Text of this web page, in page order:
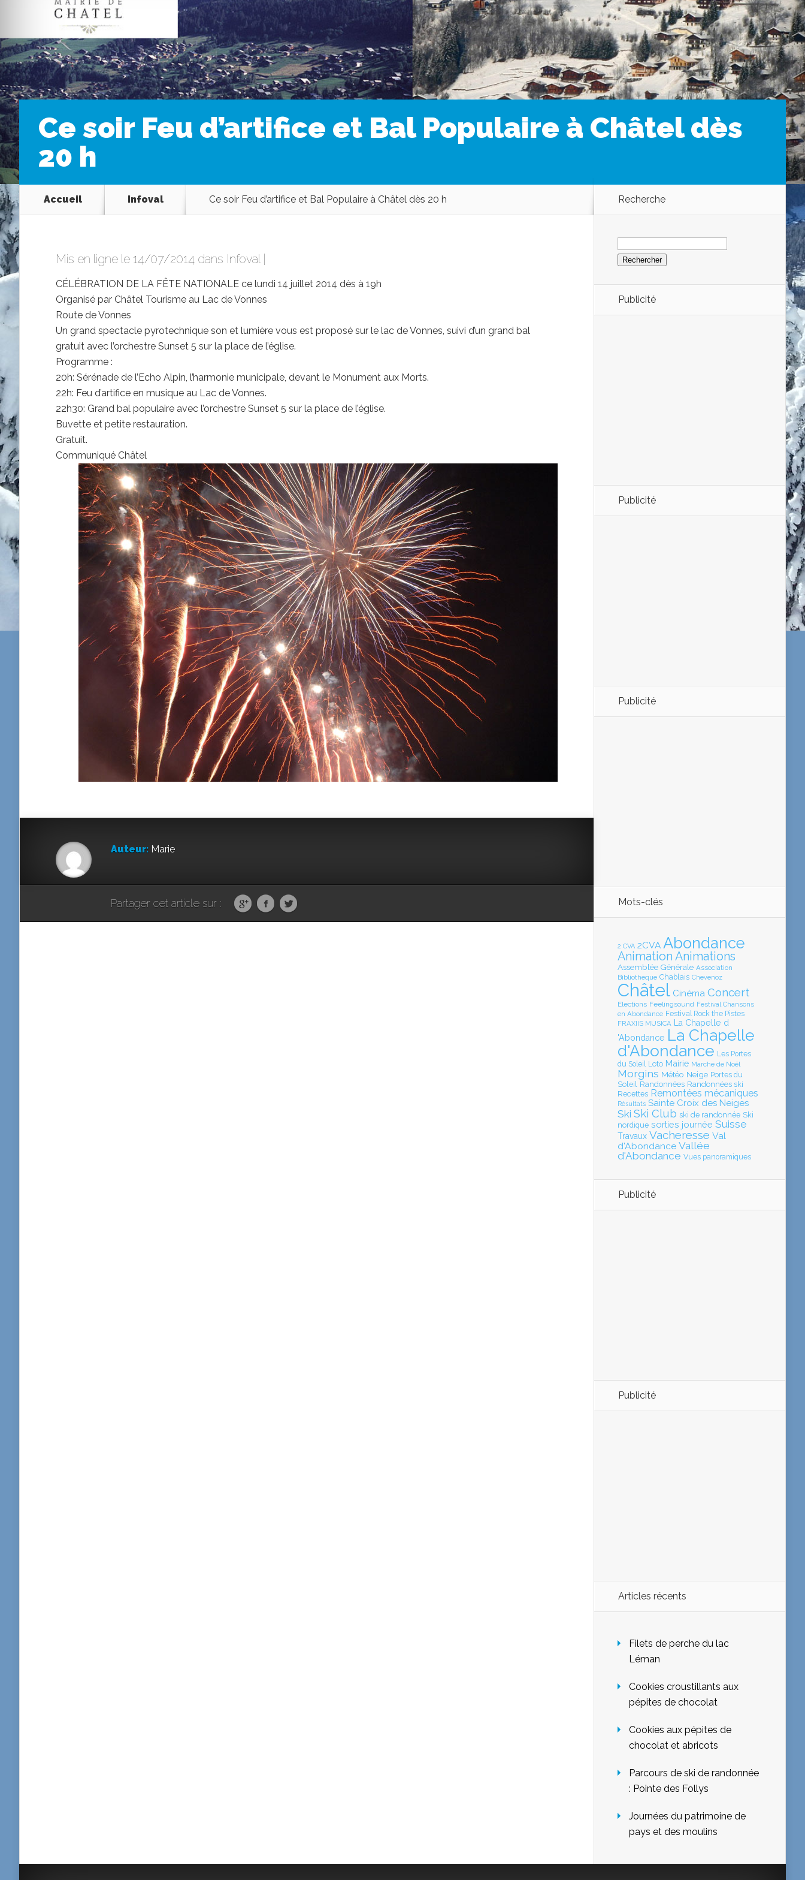
Ce soir Feu d’artifice et Bal Populaire à Châtel dès
20 h
Accueil Infoval Ce soir Feu d’artifice et Bal Populaire à Châtel dès 20 h
Mis en ligne le 14/07/2014 dans Infoval|
CÉLÉBRATION DE LA FÊTE NATIONALE ce lundi 14 juillet 2014 dès à 19h
Organisé par Châtel Tourisme au Lac de Vonnes
Route de Vonnes
Un grand spectacle pyrotechnique son et lumière vous est proposé sur le lac de Vonnes, suivi d’un grand bal
gratuit avec l’orchestre Sunset 5 sur la place de l’église.
Programme :
20h: Sérénade de l’Echo Alpin, l’harmonie municipale, devant le Monument aux Morts.
22h: Feu d’artifice en musique au Lac de Vonnes.
22h30: Grand bal populaire avec l’orchestre Sunset 5 sur la place de l’église.
Buvette et petite restauration.
Gratuit.
Communiqué Châtel
Auteur: Marie
Partager cet article sur :
Recherche
Rechercher :
Publicité
Publicité
Publicité
Mots-clés
2 CVA 2CVA Abondance
Animation Animations
Assemblée Générale Association
Bibliothèque Chablais Chevenoz
Châtel Cinéma Concert
Elections Feelingsound Festival Chansons
en Abondance Festival Rock the Pistes
FRAXIIS MUSICA
La Chapelle d
'Abondance La Chapelle
d'Abondance Les Portes
du Soleil Loto Mairie Marché de Noël
Morgins Météo Neige Portes du
Soleil Randonnées Randonnées ski
Recettes Remontées mécaniques
Résultats Sainte Croix des Neiges
Ski Ski Club ski de randonnée Ski
nordique sorties journée Suisse
Travaux Vacheresse Val
d'Abondance Vallée
d'Abondance Vues panoramiques
Publicité
Publicité
Articles récents
Filets de perche du lac
Léman
Cookies croustillants aux
pépites de chocolat
Cookies aux pépites de
chocolat et abricots
Parcours de ski de randonnée
: Pointe des Follys
Journées du patrimoine de
pays et des moulins